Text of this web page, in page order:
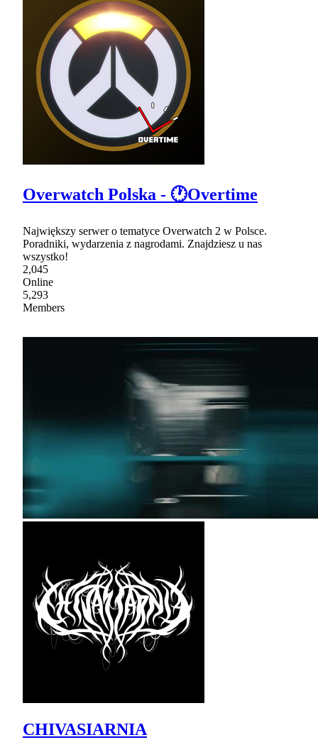
Overwatch Polska - 🕐Overtime
Największy serwer o tematyce Overwatch 2 w Polsce.
Poradniki, wydarzenia z nagrodami. Znajdziesz u nas
wszystko!
2,045
Online
5,293
Members
CHIVASIARNIA